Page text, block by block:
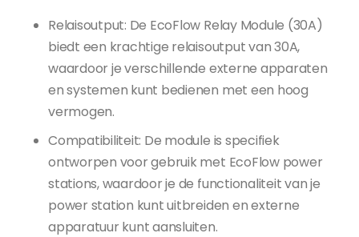
Relaisoutput: De EcoFlow Relay Module (30A)
biedt een krachtige relaisoutput van 30A,
waardoor je verschillende externe apparaten
en systemen kunt bedienen met een hoog
vermogen.
Compatibiliteit: De module is specifiek
ontworpen voor gebruik met EcoFlow power
stations, waardoor je de functionaliteit van je
power station kunt uitbreiden en externe
apparatuur kunt aansluiten.